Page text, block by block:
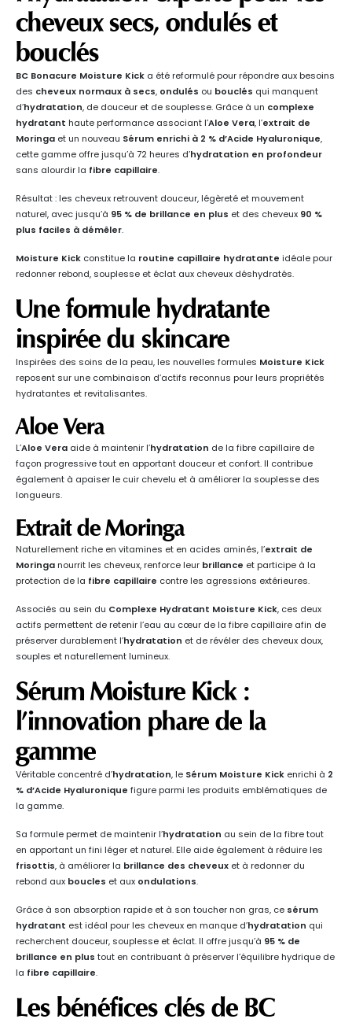
cheveux secs, ondulés et
bouclés
BC Bonacure Moisture Kick a été reformulé pour répondre aux besoins
des cheveux normaux à secs, ondulés ou bouclés qui manquent
d’hydratation, de douceur et de souplesse. Grâce à un complexe
hydratant haute performance associant l’Aloe Vera, l’extrait de
Moringa et un nouveau Sérum enrichi à 2 % d’Acide Hyaluronique,
cette gamme offre jusqu’à 72 heures d’hydratation en profondeur
sans alourdir la fibre capillaire.
Résultat : les cheveux retrouvent douceur, légèreté et mouvement
naturel, avec jusqu’à 95 % de brillance en plus et des cheveux 90 %
plus faciles à démêler.
Moisture Kick constitue la routine capillaire hydratante idéale pour
redonner rebond, souplesse et éclat aux cheveux déshydratés.
Une formule hydratante
inspirée du skincare
Inspirées des soins de la peau, les nouvelles formules Moisture Kick
reposent sur une combinaison d’actifs reconnus pour leurs propriétés
hydratantes et revitalisantes.
Aloe Vera
L’Aloe Vera aide à maintenir l’hydratation de la fibre capillaire de
façon progressive tout en apportant douceur et confort. Il contribue
également à apaiser le cuir chevelu et à améliorer la souplesse des
longueurs.
Extrait de Moringa
Naturellement riche en vitamines et en acides aminés, l’extrait de
Moringa nourrit les cheveux, renforce leur brillance et participe à la
protection de la fibre capillaire contre les agressions extérieures.
Associés au sein du Complexe Hydratant Moisture Kick, ces deux
actifs permettent de retenir l’eau au cœur de la fibre capillaire afin de
préserver durablement l’hydratation et de révéler des cheveux doux,
souples et naturellement lumineux.
Sérum Moisture Kick:
l’innovation phare de la
gamme
Véritable concentré d’hydratation, le Sérum Moisture Kick enrichi à 2
% d’Acide Hyaluronique figure parmi les produits emblématiques de
la gamme.
Sa formule permet de maintenir l’hydratation au sein de la fibre tout
en apportant un fini léger et naturel. Elle aide également à réduire les
frisottis, à améliorer la brillance des cheveux et à redonner du
rebond aux boucles et aux ondulations.
Grâce à son absorption rapide et à son toucher non gras, ce sérum
hydratant est idéal pour les cheveux en manque d’hydratation qui
recherchent douceur, souplesse et éclat. Il offre jusqu’à 95 % de
brillance en plus tout en contribuant à préserver l’équilibre hydrique de
la fibre capillaire.
Les bénéfices clés de BC